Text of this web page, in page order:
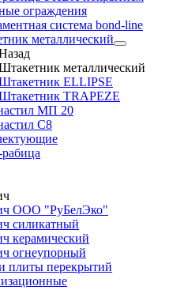
ограждения
система bond-line
металлический
металлический
ELLIPSE
TRAPEZE
МП 20
С8
ООО "РуБелЭко"
силикатный
керамический
огнеупорный
плиты перекрытий